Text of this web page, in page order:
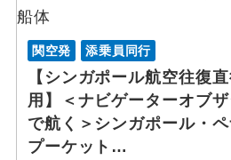
関空発 添乗員同行
【シンガポール航空往復直
用】＜ナビゲーターオブ
で航く＞シンガポール・ペ
プーケット…